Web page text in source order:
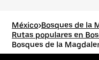
México>Bosques de la
Rutas populares en
Bosques de la